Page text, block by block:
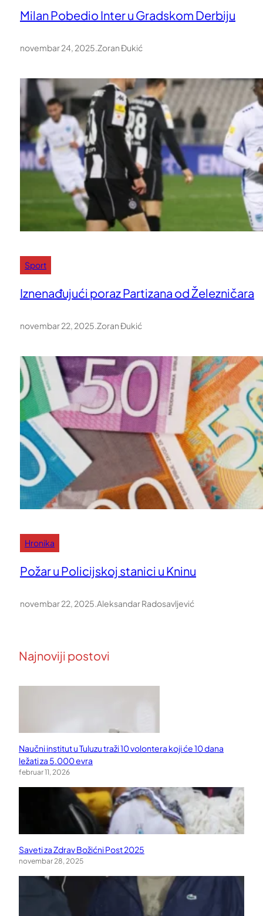
Milan Pobedio Inter u Gradskom Derbiju
novembar 24, 2025 Zoran Đukić
Sport
Iznenađujući poraz Partizana od Železničara
novembar 22, 2025.Zoran Đukić
Hronika
Požar u Policijskoj stanici u Kninu
novembar 22, 2025.Aleksandar Radosavljević
Najnoviji postovi
Naučni institut u Tuluzu traži 10 volontera koji će 10 dana
ležati za 5.000 evra
februar 11, 2026
Saveti za Zdrav Božićni Post 2025
novembar 28, 2025